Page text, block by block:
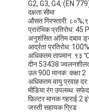
G2, G3, G4, (EN
दक्षता सीमा
औसत गिरफ्तारी:
प्रारंभिक प्रतिरोध: 45
अनुशंसित अंतिम दबाव
आर्द्रता प्रतिरोध: 100%
अधिकतम तापमान: ९३
दीन 53438
उल 900 मानक: कक्षा 2
अधिकतम वायु प्रवाह
मीडिया रंग उपलब्ध:
फ़िल्टर मानक गहराई 2
जस्ती सहायक ग्रिड